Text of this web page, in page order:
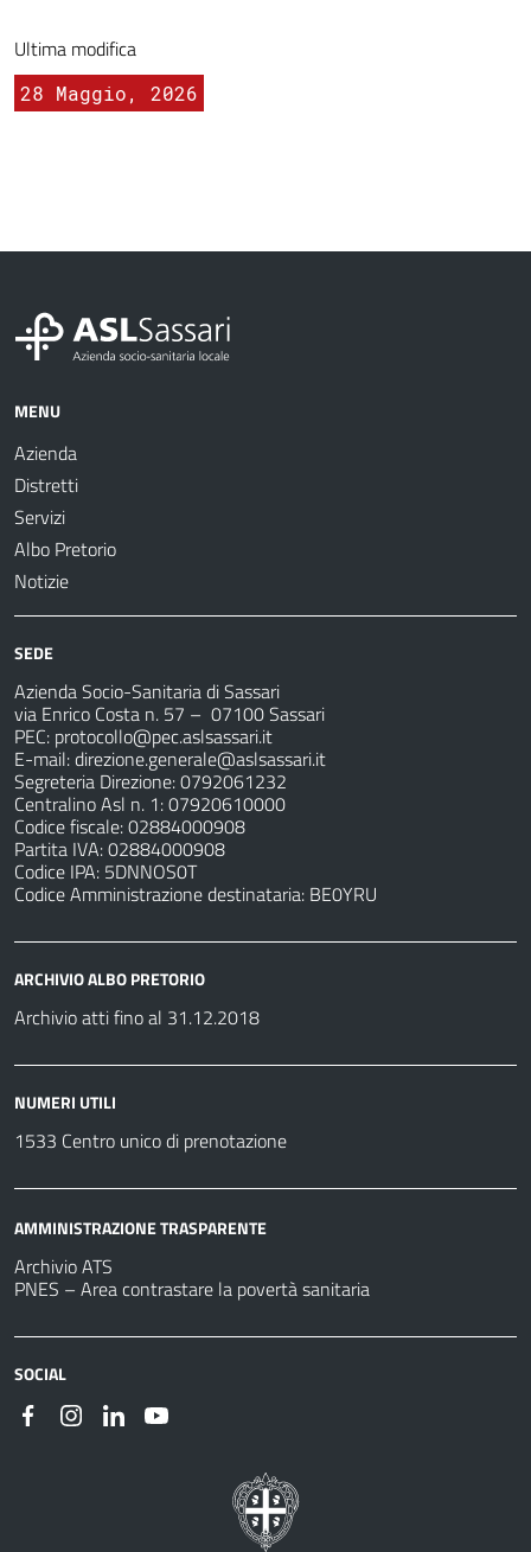
Ultima modifica
28 Maggio, 2026
MENU
Azienda
Distretti
Servizi
Albo Pretorio
Notizie
SEDE
Azienda Socio-Sanitaria di Sassari
via Enrico Costa n. 57 – 07100 Sassari
PEC: protocollo@pec.aslsassari.it
E-mail:direzione.generale@aslsassari.it
Segreteria Direzione: 0792061232
Centralino Asl n. 1: 07920610000
Codice fiscale: 02884000908
Partita IVA: 02884000908
Codice IPA: 5DNNOS0T
Codice Amministrazione destinataria: BE0YRU
ARCHIVIO ALBO PRETORIO
Archivio atti fino al 31.12.2018
NUMERI UTILI
1533 Centro unico di prenotazione
AMMINISTRAZIONE TRASPARENTE
Archivio ATS
PNES – Area contrastare la povertà sanitaria
SOCIAL